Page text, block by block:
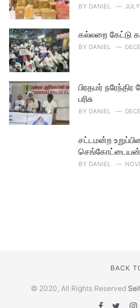
BY DANIEL
கல்லறை கேட்டு
BY DANIEL
பிரதமர்
பரிசு
BY DANIEL
சட்டமன்ற
BY DANIEL
BACK
© 2020, All Rights Reserved